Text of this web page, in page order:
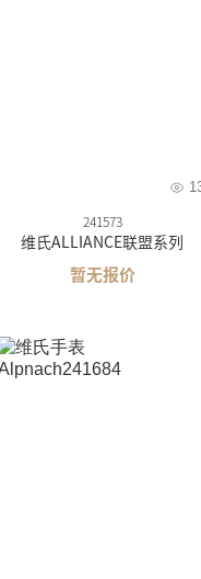
241573
维氏ALLIANCE联盟系列
暂无报价